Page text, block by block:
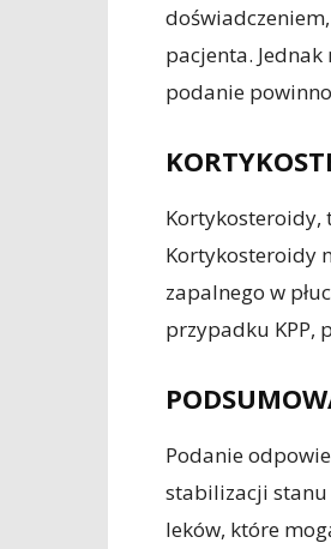
pacjenta.
podanie
Kortykosteroidy,
Kortykosteroidy
zapalnego w
przypadku KPP,
Podanie
stabilizacji
leków, które